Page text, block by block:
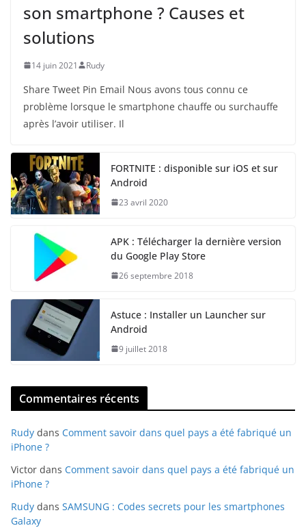
son smartphone ? Causes et
solutions
14 juin 2021 Rudy
Share Tweet Pin Email Nous avons tous connu ce
problème lorsque le smartphone chauffe ou surchauffe
après l’avoir utiliser. Il
FORTNITE : disponible sur iOS et sur
Android
23 avril 2020
APK : Télécharger la dernière version
du Google Play Store
26 septembre 2018
Astuce : Installer un Launcher sur
Android
9 juillet 2018
Commentaires récents
Rudy dans Comment savoir dans quel pays a été fabriqué un
iPhone ?
Victor dans Comment savoir dans quel pays a été fabriqué un
iPhone ?
Rudy dans SAMSUNG : Codes secrets pour les smartphones
Galaxy